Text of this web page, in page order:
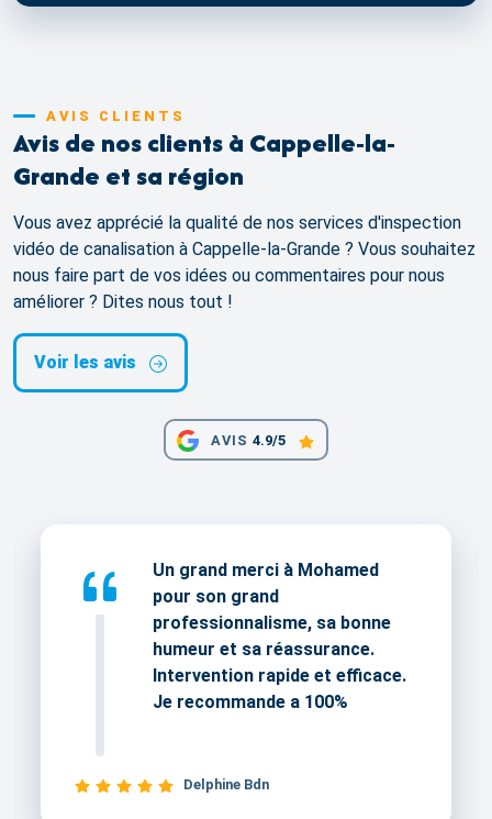
AVIS CLIENTS
Avis de nos clients à Cappelle-la-
Grande et sa région
Vous avez apprécié la qualité de nos services d'inspection
vidéo de canalisation à Cappelle-la-Grande ? Vous souhaitez
nous faire part de vos idées ou commentaires pour nous
améliorer ? Dites nous tout !
Voir les avis
AVIS 4.9/5
Un grand merci à Mohamed
pour son grand
professionnalisme, sa bonne
humeur et sa réassurance.
Intervention rapide et efficace.
Je recommande a 100%
Delphine Bdn